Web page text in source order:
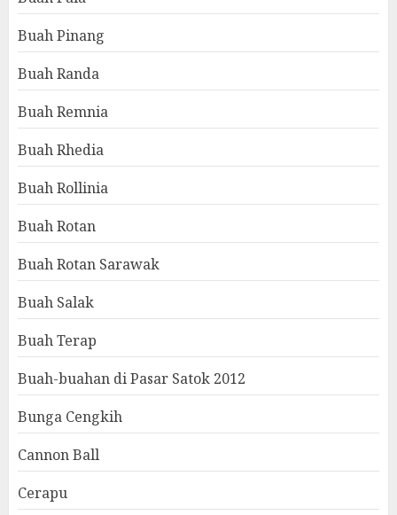
Buah Pinang
Buah Randa
Buah Remnia
Buah Rhedia
Buah Rollinia
Buah Rotan
Buah Rotan Sarawak
Buah Salak
Buah Terap
Buah-buahan di Pasar Satok 2012
Bunga Cengkih
Cannon Ball
Cerapu